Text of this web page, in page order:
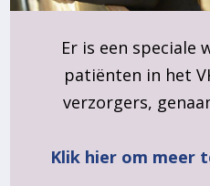
Er is een speciale
patiënten in het
verzorgers,
Klik hier om meer